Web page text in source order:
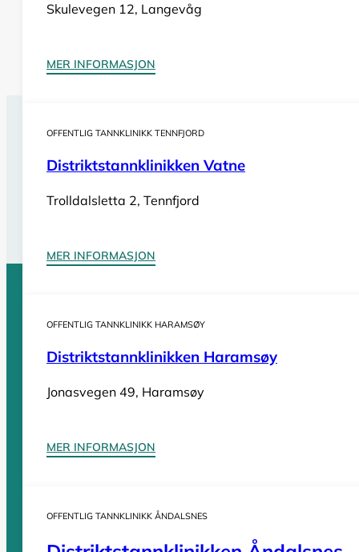
Skulevegen 12, Langevåg
MER INFORMASJON
OFFENTLIG TANNKLINIKK TENNFJORD
Distriktstannklinikken Vatne
Trolldalsletta 2, Tennfjord
MER INFORMASJON
OFFENTLIG TANNKLINIKK HARAMSØY
Distriktstannklinikken Haramsøy
Jonasvegen 49, Haramsøy
MER INFORMASJON
OFFENTLIG TANNKLINIKK ÅNDALSNES
Tannlegevakt Harøy
Har du behov forakutt tannlegehjelp
Tannleger etter fylke
Tannleger Agder
Tannleger Akershus
Sider
Tannleger Norge